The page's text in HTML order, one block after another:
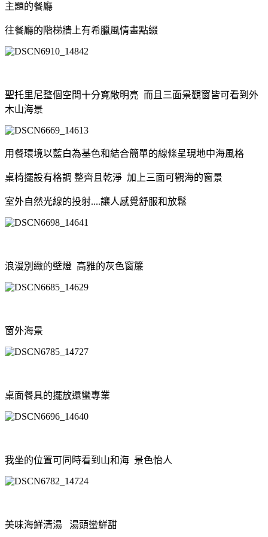
主題的餐廳
往餐廳的階梯牆上有希臘風情畫點綴
聖托里尼整個空間十分寬敞明亮 而且三面景觀窗皆可看到外
木山海景
用餐環境以藍白為基色和結合簡單的線條呈現地中海風格
桌椅擺設有格調 整齊且乾淨 加上三面可觀海的窗景
室外自然光線的投射....讓人感覺舒服和放鬆
浪漫別緻的壁燈 高雅的灰色窗簾
窗外海景
桌面餐具的擺放還蠻專業
我坐的位置可同時看到山和海 景色怡人
美味海鮮清湯 湯頭蠻鮮甜